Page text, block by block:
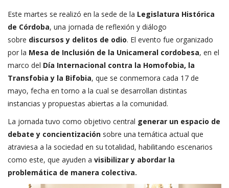
Este martes se realizó en la sede de la Legislatura Histórica
de Córdoba, una jornada de reflexión y diálogo
sobre discursos y delitos de odio. El evento fue organizado
por la Mesa de Inclusión de la Unicameral cordobesa, en el
marco del Día Internacional contra la Homofobia, la
Transfobia y la Bifobia, que se conmemora cada 17 de
mayo, fecha en torno a la cual se desarrollan distintas
instancias y propuestas abiertas a la comunidad.
La jornada tuvo como objetivo central generar un espacio de
debate y concientización sobre una temática actual que
atraviesa a la sociedad en su totalidad, habilitando escenarios
como este, que ayuden a visibilizar y abordar la
problemática de manera colectiva.